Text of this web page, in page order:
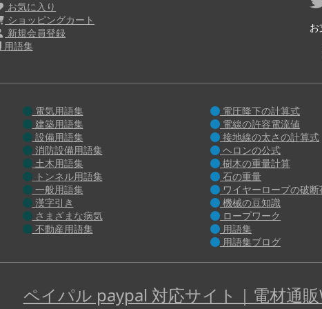
お気に入り
ショッピングカート
新規会員登録
用語集
電気用語集
建築用語集
設備用語集
消防設備用語集
土木用語集
トンネル用語集
一般用語集
漢字引き
さまざまな病気
不動産用語集
電圧降下の計算式
電線の許容電流値
接地線の太さの計算式
ヘロンの公式
樹木の重量計算
石の重量
ワイヤーロープの破断
機械の豆知識
ロープワーク
用語集
用語集ブログ
ペイパル paypal 対応サイト｜電材通